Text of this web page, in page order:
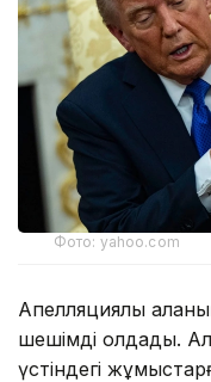
Фото: yahoo.com
Апелляциялық
шешімді қолдады.
үстіндегі